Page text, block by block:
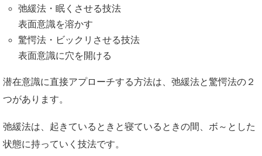
弛緩法・眠くさせる技法
表面意識を溶かす
驚愕法・ビックリさせる技法
表面意識に穴を開ける
潜在意識に直接アプローチする方法は、弛緩法と驚愕法の２
つがあります。
弛緩法は、起きているときと寝ているときの間、ボ～とした
状態に持っていく技法です。